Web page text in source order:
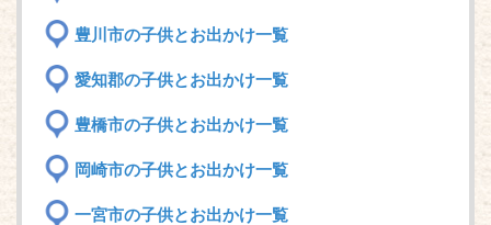
豊川市の子供とお出かけ一覧
愛知郡の子供とお出かけ一覧
豊橋市の子供とお出かけ一覧
岡崎市の子供とお出かけ一覧
一宮市の子供とお出かけ一覧